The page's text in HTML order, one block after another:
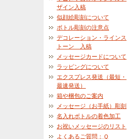
ザイン入稿
似顔絵彫刻について
ボトル彫刻の注意点
デコレーション・ラインス
トーン 入稿
メッセージカードについて
ラッピングについて
エクスプレス発送（最短・
最速発送）
箱や梱包のご案内
メッセージ（お手紙）彫刻
名入れボトルの着色加工
お祝いメッセージのリスト
よくあるご質問：Ｑ